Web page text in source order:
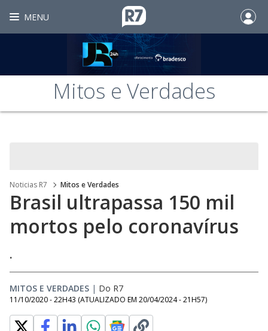
MENU
Mitos e Verdades
Noticias R7 Mitos e Verdades
Brasil ultrapassa 150 mil
mortos pelo coronavírus
.
MITOS E VERDADES | Do R7
11/10/2020 - 22H43 (ATUALIZADO EM 20/04/2024 - 21H57)